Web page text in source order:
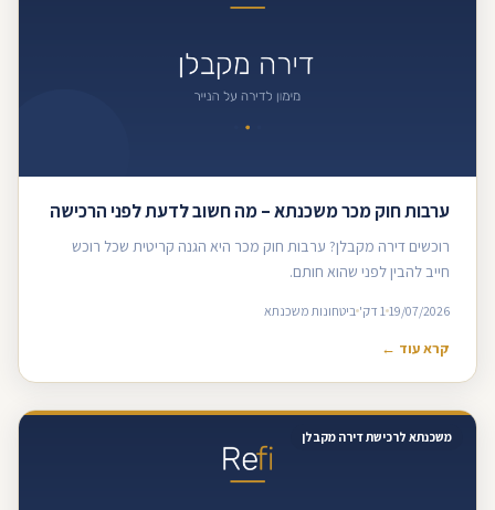
ערבות חוק מכר משכנתא – מה חשוב לדעת לפני הרכישה
רוכשים דירה מקבלן? ערבות חוק מכר היא הגנה קריטית שכל רוכש
חייב להבין לפני שהוא חותם.
19/07/2026 1 דק' ביטחונות משכנתא
קרא עוד ←
משכנתא לרכישת דירה מקבלן